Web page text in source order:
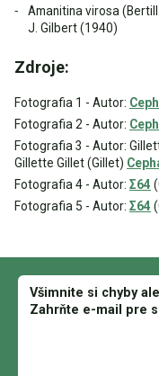
Amanitina virosa
J. Gilbert (1940)
Zdroje:
Fotografia 1 - Autor:
Fotografia 2 - Autor:
Fotografia 3 - Autor:
Gillette Gillet (Gillet)
Fotografia 4 - Autor: Σ64
Fotografia 5 - Autor: Σ64